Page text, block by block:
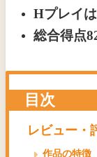
Hプレイ
総合得点
目次
レビュー・
作品の特徴